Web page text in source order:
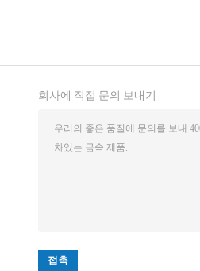
회사에 직접 문의 보내기